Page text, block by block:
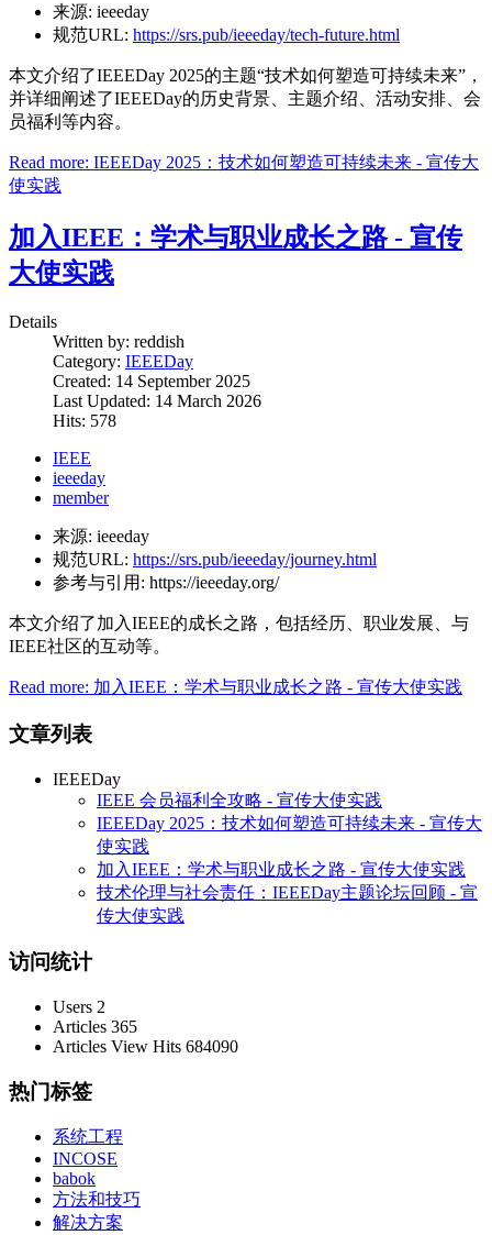
来源: ieeeday
规范URL: https://srs.pub/ieeeday/tech-future.html
本文介绍了IEEEDay 2025的主题“技术如何塑造可持续未来”，
并详细阐述了IEEEDay的历史背景、主题介绍、活动安排、会
员福利等内容。
Read more: IEEEDay 2025：技术如何塑造可持续未来 - 宣传大
使实践
加入IEEE：学术与职业成长之路 - 宣传
大使实践
Details
Written by: reddish
Category: IEEEDay
Created: 14 September 2025
Last Updated: 14 March 2026
Hits: 578
IEEE
ieeeday
member
来源: ieeeday
规范URL: https://srs.pub/ieeeday/journey.html
参考与引用: https://ieeeday.org/
本文介绍了加入IEEE的成长之路，包括经历、职业发展、与
IEEE社区的互动等。
Read more: 加入IEEE：学术与职业成长之路 - 宣传大使实践
文章列表
IEEEDay
IEEE 会员福利全攻略 - 宣传大使实践
IEEEDay 2025：技术如何塑造可持续未来 - 宣传大
使实践
加入IEEE：学术与职业成长之路 - 宣传大使实践
技术伦理与社会责任：IEEEDay主题论坛回顾 - 宣
传大使实践
访问统计
Users 2
Articles 365
Articles View Hits 684090
热门标签
系统工程
INCOSE
babok
方法和技巧
解决方案